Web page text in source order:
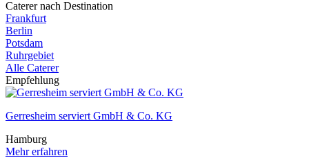
Caterer nach Destination
Frankfurt
Berlin
Potsdam
Ruhrgebiet
Alle Caterer
Empfehlung
Gerresheim serviert GmbH & Co. KG
Hamburg
Mehr erfahren